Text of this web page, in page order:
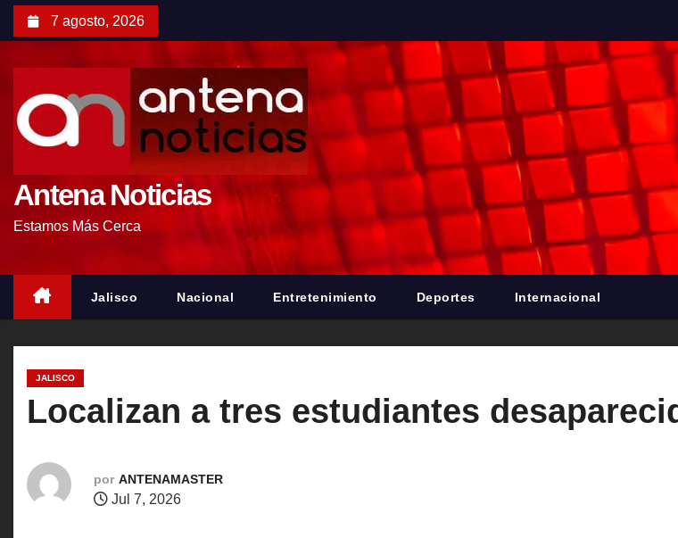
7 agosto, 2026
Antena Noticias
Estamos Más Cerca
Jalisco Nacional Entretenimiento Deportes Internacional
JALISCO
Localizan a tres estudiantes
por ANTENAMASTER
Jul 7, 2026